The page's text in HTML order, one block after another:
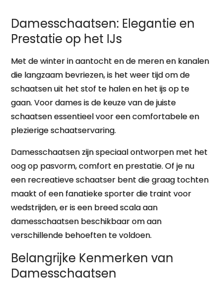
Damesschaatsen: Elegantie en
Prestatie op het IJs
Met de winter in aantocht en de meren en kanalen
die langzaam bevriezen, is het weer tijd om de
schaatsen uit het stof te halen en het ijs op te
gaan. Voor dames is de keuze van de juiste
schaatsen essentieel voor een comfortabele en
plezierige schaatservaring.
Damesschaatsen zijn speciaal ontworpen met het
oog op pasvorm, comfort en prestatie. Of je nu
een recreatieve schaatser bent die graag tochten
maakt of een fanatieke sporter die traint voor
wedstrijden, er is een breed scala aan
damesschaatsen beschikbaar om aan
verschillende behoeften te voldoen.
Belangrijke Kenmerken van
Damesschaatsen